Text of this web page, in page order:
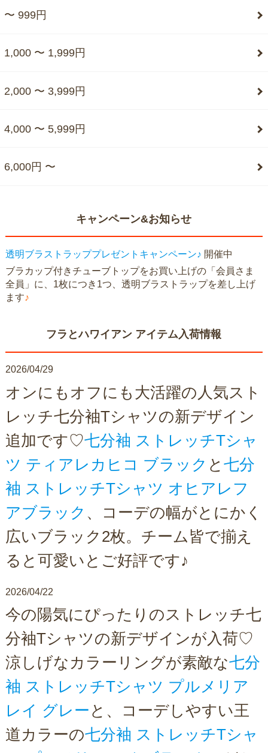
〜 999円
1,000 〜 1,999円
2,000 〜 3,999円
4,000 〜 5,999円
6,000円 〜
キャンペーン&お知らせ
透明ブラストラッププレゼントキャンペーン♪ 開催中
ブラカップ付きチューブトップをお買い上げの「会員さま
全員」に、1枚につき1つ、透明ブラストラップを差し上げ
ます♪
フラとハワイアン アイテム入荷情報
2026/04/29
オンにもオフにも大活躍の人気スト
レッチ七分袖Tシャツの新デザイン
追加です♡七分袖 ストレッチTシャ
ツ ティアレカヒコ ブラック と 七分
袖 ストレッチTシャツ オヒアレフ
アブラック 、コーデの幅がとにかく
広いブラック2枚。チーム皆で揃え
ると可愛いとご好評です♪
2026/04/22
今の陽気にぴったりのストレッチ七
分袖Tシャツの新デザインが入荷♡
涼しげなカラーリングが素敵な七分
袖 ストレッチTシャツ プルメリア
レイ グレー と、コーデしやすい王
道カラーの七分袖 ストレッチTシャ